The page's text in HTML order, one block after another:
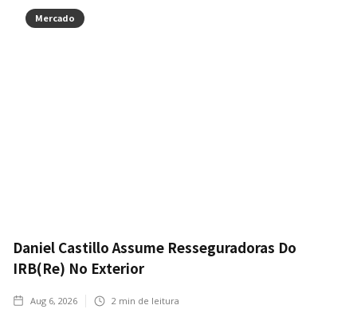
Mercado
Daniel Castillo Assume Resseguradoras Do
IRB(Re) No Exterior
Aug 6, 2026 2 min de leitura